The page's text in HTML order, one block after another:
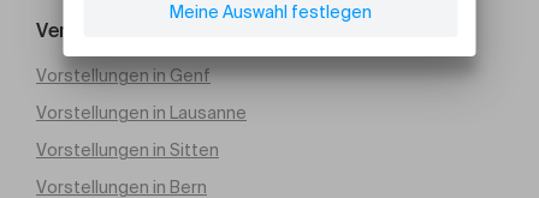
Veranstaltung suchen
Vorstellungen in Genf
Vorstellungen in Lausanne
Vorstellungen in Sitten
Vorstellungen in Bern